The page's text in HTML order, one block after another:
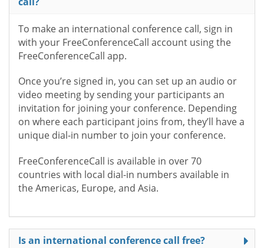
To make an international conference call, sign in
with your FreeConferenceCall account using the
FreeConferenceCall app.
Once you’re signed in, you can set up an audio or
video meeting by sending your participants an
invitation for joining your conference. Depending
on where each participant joins from, they’ll have a
unique dial-in number to join your conference.
FreeConferenceCall is available in over 70
countries with local dial-in numbers available in
the Americas, Europe, and Asia.
Is an international conference call free?